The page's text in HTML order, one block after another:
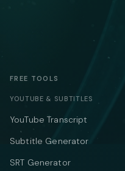
FREE TOOLS
YOUTUBE & SUBTITLES
YouTube Transcript
Subtitle Generator
SRT Generator